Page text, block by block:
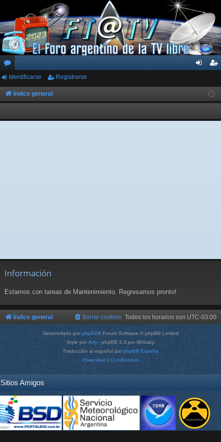
or
os
ar
ist
rs
Identificarse Registrarse
Índice general
Información
Estamos con tareas de Mantenimiento. Regresamos pronto!
Índice general Todos los horarios son UTC-03:00
Borrar cookies
Desarrollado por phpBB® Forum Software © phpBB Limited
Style por Arty - phpBB 3.3 por MrGaby
Traducción al español por phpBB España
Privacidad | Condiciones
Sitios Amigos